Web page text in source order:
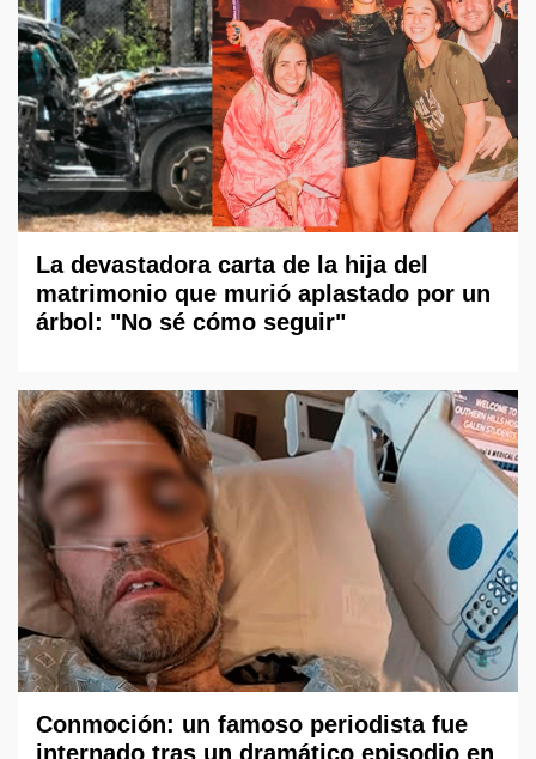
La devastadora carta de la hija del
matrimonio que murió aplastado por un
árbol: "No sé cómo seguir"
Conmoción: un famoso periodista fue
internado tras un dramático episodio en